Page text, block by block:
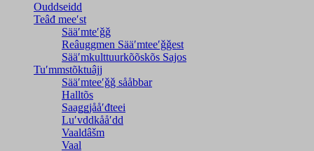
Ouddseidd
Teâđ meeʹst
Sääʹmteʹǧǧ
Reâuggmen Sääʹmteeʹǧǧest
Sääʹmkulttuurkõõskõs Sajos
Tuʹmmstõktuâjj
Sääʹmteeʹǧǧ sååbbar
Halltõs
Saaǥǥjååʹđteei
Luʹvddkååʹdd
Vaaldâšm
Vaal